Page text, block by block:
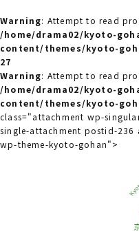
Warning: Attempt to read
/home/drama02/kyoto-
content/themes/kyoto-
27
Warning: Attempt to read
/home/drama02/kyoto-
content/themes/kyoto-
class="attachment wp-
single-attachment postid-
wp-theme-kyoto-gohan">